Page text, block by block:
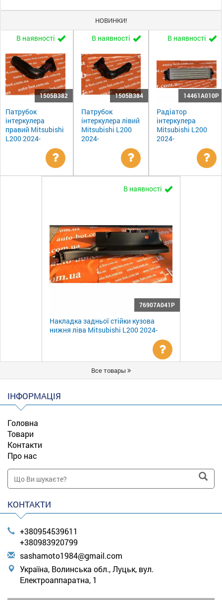
НОВИНКИ!
В наявності
1505B382
Патрубок
інтеркулера
правий Mitsubishi
L200 2024-
Уточнити
В наявності
1505B384
Патрубок
інтеркулера лівий
Mitsubishi L200
2024-
Уточнити
ціну
В наявності
14461A010P
Радіатор
інтеркулера
Mitsubishi L200
2024-
В наявності
76907A041P
Накладка задньої стійки кузова
нижня ліва Mitsubishi L200 2024-
Уточнити
ціну
Все товары
ІНФОРМАЦІЯ
Головна
Товари
Контакти
Про нас
КОНТАКТИ
+380954539611
+380983920799
sashamoto1984@gmail.com
Україна, Волинська обл., Луцьк, вул.
Електроаппаратна, 1